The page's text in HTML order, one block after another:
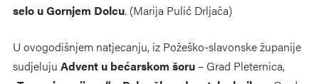
selo u Gornjem Dolcu. (Marija Pulić Drljača)
U ovogodišnjem natjecanju, iz Požeško-slavonske županije
sudjeluju Advent u bećarskom šoru – Grad Pleternica,